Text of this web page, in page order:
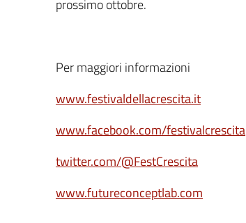
prossimo ottobre.
Per maggiori informazioni
www.festivaldellacrescita.it
www.facebook.com/festivalcrescita
twitter.com/@FestCrescita
www.futureconceptlab.com